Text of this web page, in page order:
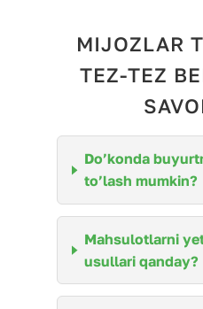
MIJOZLAR
TEZ-TEZ
Do’konda
to’lash mumkin?
Mahsulotlarni
usullari qanday?